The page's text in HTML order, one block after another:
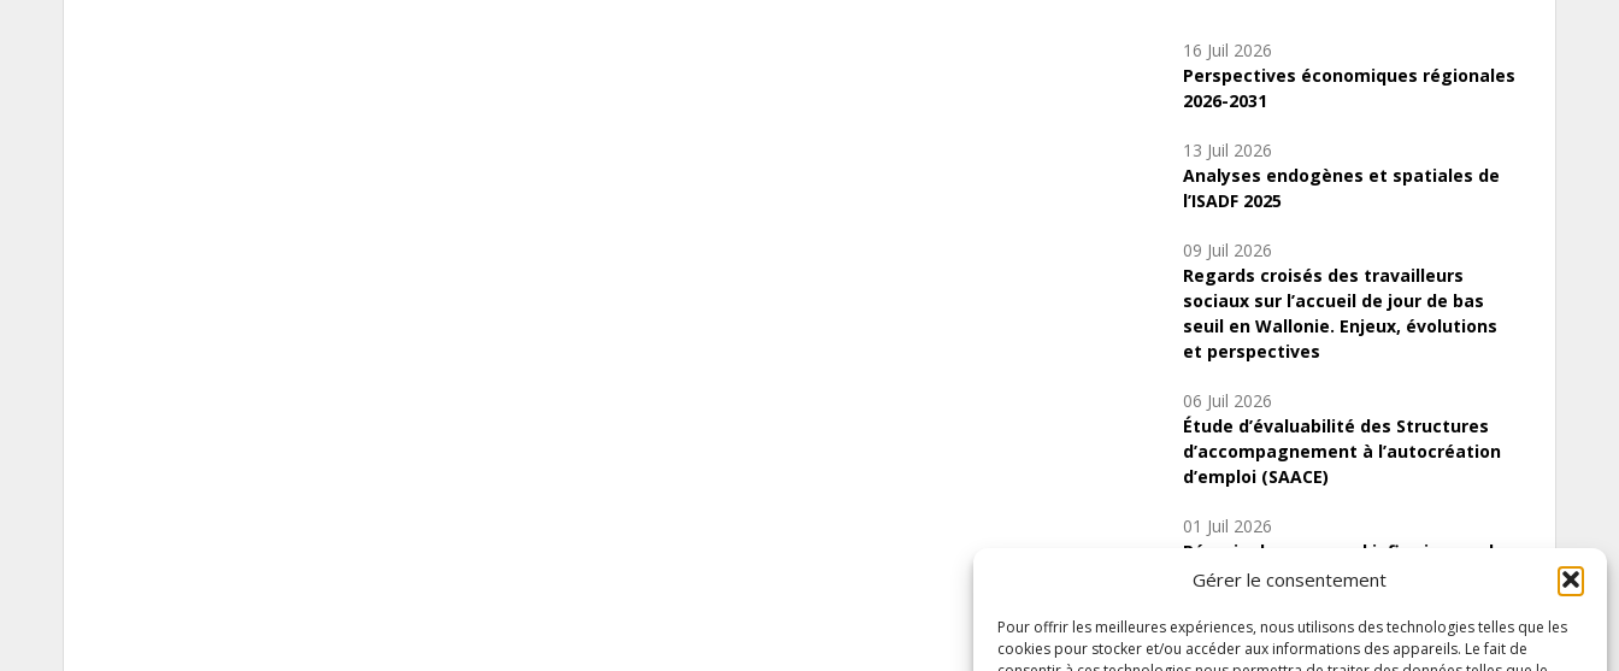
Gérer le consentement
Pour offrir les meilleures expériences, nous utilisons des technologies telles que les
cookies pour stocker et/ou accéder aux informations des appareils. Le fait de
16 Juil 2026
Perspectives économiques régionales
2026-2031
13 Juil 2026
Analyses endogènes et spatiales de
l’ISADF 2025
09 Juil 2026
Regards croisés des travailleurs
sociaux sur l’accueil de jour de bas
seuil en Wallonie. Enjeux, évolutions
et perspectives
06 Juil 2026
Étude d’évaluabilité des Structures
d’accompagnement à l’autocréation
d’emploi (SAACE)
01 Juil 2026
Pénurie du personnel infirmier :quels
indicateurs d’offre de soins pour